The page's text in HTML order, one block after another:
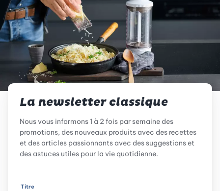
La newsletter classique
Nous vous informons 1 à 2 fois par semaine des
promotions, des nouveaux produits avec des recettes
et des articles passionnants avec des suggestions et
des astuces utiles pour la vie quotidienne.
Titre